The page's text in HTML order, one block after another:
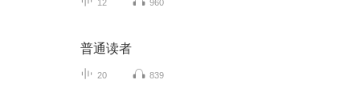
12 960
普通读者
20 839